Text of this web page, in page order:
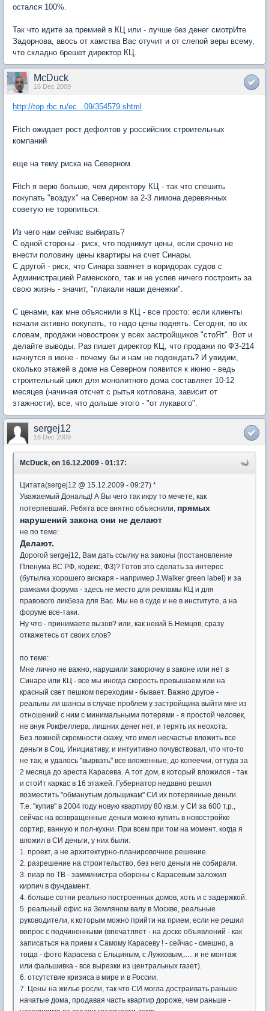
остался 100%.
Так что идите за премией в КЦ или - лучше без денег смотрИте
Задорнова, авось от хамства Вас отучит и от слепой веры всему,
что складно брешет директор КЦ.
McDuck
16 Dec 2009
http://top.rbc.ru/ec...09/354579.shtml
Fitch ожидает рост дефолтов у российских строительных
компаний
еще на тему риска на Северном.
Fitch я верю больше, чем директору КЦ - так что спешить
покупать "воздух" на Северном за 2-3 лимона деревянных
советую не торопиться.
Из чего нам сейчас выбирать?
С одной стороны - риск, что поднимут цены, если срочно не
внести половину цены квартиры на счет Синары.
С другой - риск, что Синара завянет в коридорах судов с
Администрацией Раменского, так и не успев ничего построить за
свою жизнь - значит, "плакали наши денежки".
С ценами, как мне объяснили в КЦ - все просто: если клиенты
начали активно покупать, то надо цены поднять. Сегодня, по их
словам, продажи новостроек у всех застройщиков "стоЯт". Вот и
делайте выводы. Раз пишет директор КЦ, что продажи по ФЗ-214
начнутся в июне - почему бы и нам не подождать? И увидим,
сколько этажей в доме на Северном появится к июню - ведь
строительный цикл для монолитного дома составляет 10-12
месяцев (начиная отсчет с рытья котлована, зависит от
этажности), все, что дольше этого - "от лукавого".
sergej12
16 Dec 2009
McDuck, on 16.12.2009 - 01:17:
Цитата(sergej12 @ 15.12.2009 - 09:27) *
Уважаемый Дональд! А Вы чего так икру то мечете, как
потерпевший. Ребята все внятно объяснили, прямых
нарушений закона они не делают
не по теме:
Делают.
Дорогой sergej12, Вам дать ссылку на законы (постановление
Пленума ВС РФ, кодекс, ФЗ)? Готов это сделать за интерес
(бутылка хорошего вискаря - например J.Walker green label) и за
рамками форума - здесь не место для рекламы КЦ и для
правового ликбеза для Вас. Мы не в суде и не в институте, а на
форуме все-таки.
Ну что - принимаете вызов? или, как некий Б.Немцов, сразу
откажетесь от своих слов?
по теме:
Мне лично не важно, нарушили закорючку в законе или нет в
Синаре или КЦ - все мы иногда скорость превышаем или на
красный свет пешком переходим - бывает. Важно другое -
реальны ли шансы в случае проблем у застройщика выйти мне из
отношений с ним с минимальными потерями - я простой человек,
не внук Рокфеллера, лишних денег нет, и терять их неохота.
Без ложной скромности скажу, что имел несчастье вложить все
деньги в Соц. Инициативу, и интуитивно почувствовал, что что-то
не так, и удалось "вырвать" все вложенные, до копеечки, оттуда за
2 месяца до ареста Карасева. А тот дом, в который вложился - так
и стоИт каркас в 16 этажей. Губернатор недавно решил
возместить "обманутым дольщикам" СИ их потерянные деньги.
Т.е. "купив" в 2004 году новую квартиру 80 кв.м. у СИ за 600 т.р.,
сейчас на возвращенные деньги можно купить в новостройке
сортир, ванную и пол-кухни. При всем при том на момент. когда я
вложил в СИ деньги, у них были:
1. проект, а не архитектурно-планировочное решение.
2. разрешение на строительство, без него деньги не собирали.
3. пиар по ТВ - замминистра обороны с Карасевым заложил
кирпич в фундамент.
4. больше сотни реально построенных домов, хоть и с задержкой.
5. реальный офис на Земляном валу в Москве, реальные
руководители, к которым можно прийти на прием, если не решил
вопрос с подчиненными (впечатляет - на доске объявлений - как
записаться на прием к Самому Карасеву ! - сейчас - смешно, а
тогда - фото Карасева с Ельциным, с Лужковым,..... и не монтаж
или фальшивка - все вырезки из центральных газет).
6. отсутствие кризиса в мире и в России.
7. Цены на жилье росли, так что СИ могла достраивать раньше
начатые дома, продавая часть квартир дороже, чем раньше -